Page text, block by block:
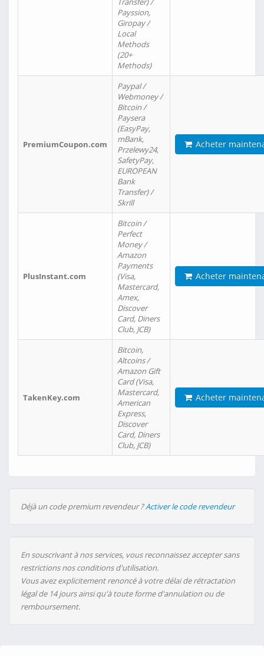
Payssion,
Giropay /
Local
Methods
(20+
Methods)
PremiumCoupon.com
Paypal /
Webmoney /
Bitcoin /
Paysera
(EasyPay,
mBank,
Przelewy24,
SafetyPay,
EUROPEAN
Bank
Transfer) /
Skrill
Acheter
PlusInstant.com
Bitcoin /
Perfect
Money /
Amazon
Payments
(Visa,
Mastercard,
Amex,
Discover
Card, Diners
Club, JCB)
Acheter
TakenKey.com
Bitcoin,
Altcoins /
Amazon Gift
Card (Visa,
Mastercard,
American
Express,
Discover
Card, Diners
Club, JCB)
Acheter
Déjà un code premium revendeur ?Activer le code revendeur
En souscrivant à nos services, vous reconnaissez accepter sans
restrictions nos conditions d'utilisation.
Vous avez explicitement renoncé à votre délai de rétractation
légal de 14 jours ainsi qu'à toute forme d'annulation ou de
remboursement.